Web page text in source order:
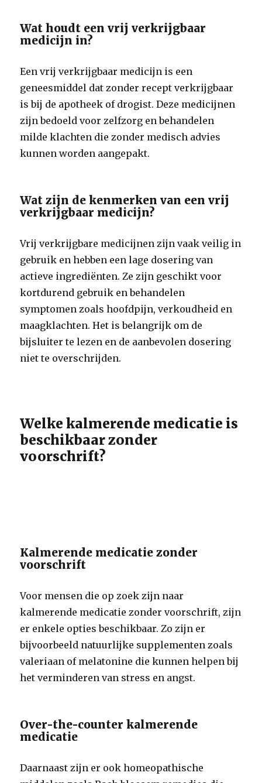
Wat houdt een vrij verkrijgbaar
medicijn in?
Een vrij verkrijgbaar medicijn is een
geneesmiddel dat zonder recept verkrijgbaar
is bij de apotheek of drogist. Deze medicijnen
zijn bedoeld voor zelfzorg en behandelen
milde klachten die zonder medisch advies
kunnen worden aangepakt.
Wat zijn de kenmerken van een vrij
verkrijgbaar medicijn?
Vrij verkrijgbare medicijnen zijn vaak veilig in
gebruik en hebben een lage dosering van
actieve ingrediënten. Ze zijn geschikt voor
kortdurend gebruik en behandelen
symptomen zoals hoofdpijn, verkoudheid en
maagklachten. Het is belangrijk om de
bijsluiter te lezen en de aanbevolen dosering
niet te overschrijden.
Welke kalmerende medicatie is
beschikbaar zonder
voorschrift?
Kalmerende medicatie zonder
voorschrift
Voor mensen die op zoek zijn naar
kalmerende medicatie zonder voorschrift, zijn
er enkele opties beschikbaar. Zo zijn er
bijvoorbeeld natuurlijke supplementen zoals
valeriaan of melatonine die kunnen helpen bij
het verminderen van stress en angst.
Over-the-counter kalmerende
medicatie
Daarnaast zijn er ook homeopathische